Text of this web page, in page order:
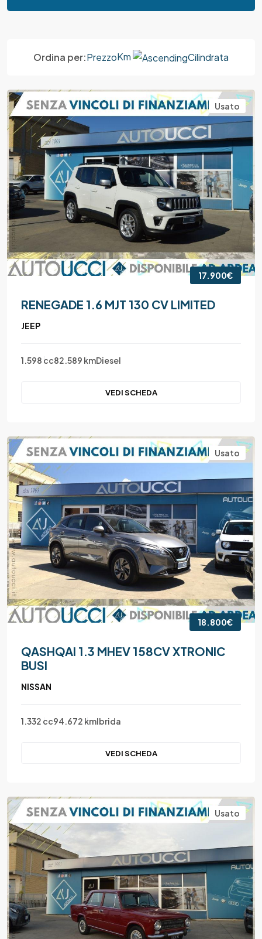
Ordina per:PrezzoKm Cilindrata
Usato
17.900€
RENEGADE 1.6 MJT 130 CV LIMITED
JEEP
1.598 cc82.589 kmDiesel
VEDI SCHEDA
Usato
18.800€
QASHQAI 1.3 MHEV 158CV XTRONIC
BUSI
NISSAN
1.332 cc94.672 kmIbrida
VEDI SCHEDA
Usato